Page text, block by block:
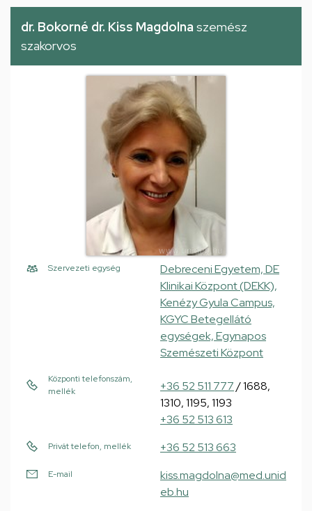
dr. Bokorné dr. Kiss Magdolna szemész
szakorvos
Szervezeti egység
Debreceni Egyetem, DE
Klinikai Központ (DEKK),
Kenézy Gyula Campus,
KGYC Betegellátó
egységek, Egynapos
Szemészeti Központ
Központi telefonszám,
mellék
+36 52 511 777/ 1688,
1310, 1195, 1193
+36 52 513 613
Privát telefon, mellék +36 52 513 663
E-mail
kiss.magdolna@med.unid
eb.hu